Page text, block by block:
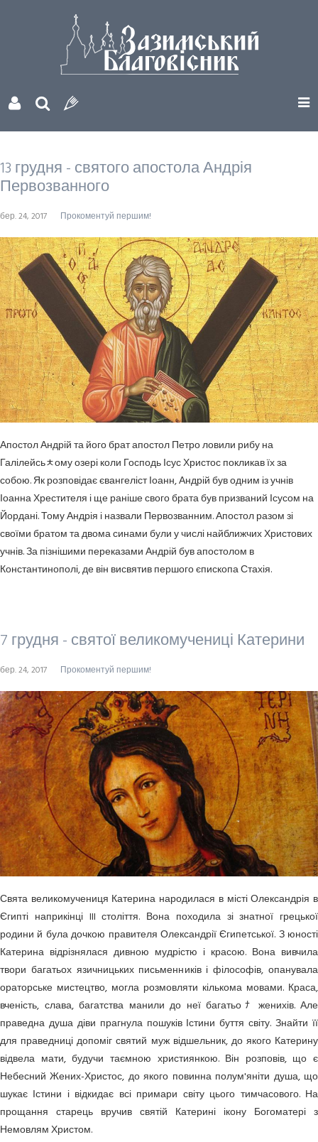
13 грудня - святого апостола Андрія
Первозванного
бер. 24, 2017 Прокоментуй першим!
Апостол Андрій та його брат апостол Петро ловили рибу на
Галілейсьﾺому озері коли Господь Ісус Христос покликав їх за
собою. Як розповідає євангеліст Іоанн, Андрій був одним із учнів
Іоанна Хрестителя і ще раніше свого брата був призваний Ісусом на
Йордані. Тому Андрія і назвали Первозванним. Апостол разом зі
своїми братом та двома синами були у числі найближчих Христових
учнів. За пізнішими переказами Андрій був апостолом в
Константинополі, де він висвятив першого єпископа Стахія.
7 грудня - святої великомучениці Катерини
бер. 24, 2017 Прокоментуй першим!
Свята великомучениця Катерина народилася в місті Олександрія в
Єгипті напри­кінці III століття. Вона походила зі знатної грецької
родини й була дочкою прави­теля Олександрії Єгипетської. З юності
Катерина відрізнялася дивною мудрістю і красою. Вона вивчила
твори багатьох язичницьких письме­нників і філософів, опанувала
оратор­ське мисте­цтво, могла розмовляти кількома мовами. Краса,
вченість, слава, багатства манили до неї багатьоﾅ женихів. Але
праведна душа діви прагнула пошуків Істини буття світу. Знайти її
для праведниці допоміг святий муж відшельник, до якого Катерину
відвела мати, будучи таємною християнкою. Він розповів, що є
Небесний Жених-Христос, до якого повинна полум'яніти душа, що
шукає Істини і відкидає всі примари світу цього тимчасового. На
прощання старець вручив святій Катерині ікону Богоматері з
Немовлям Христом.